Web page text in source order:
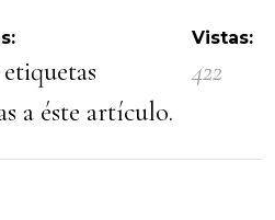
a éste artículo.
Vistas:
422